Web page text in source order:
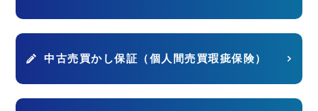
中古売買かし保証（個人間売買瑕疵保険）